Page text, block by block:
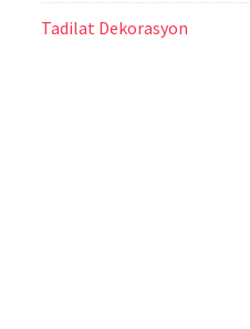
Tadilat Dekorasyon